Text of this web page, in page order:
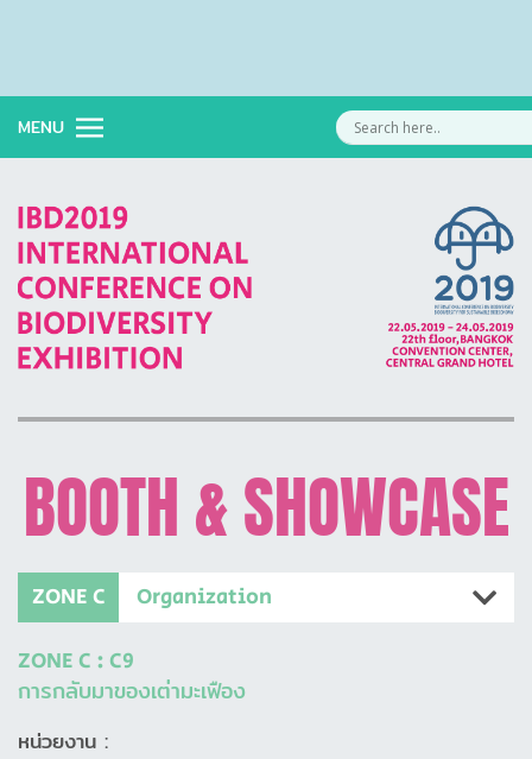
MENU
BOOTH & SHOWCASE
ZONE C Organization
ZONE C : C9
การกลับมาของเต่ามะเฟือง
หน่วยงาน :